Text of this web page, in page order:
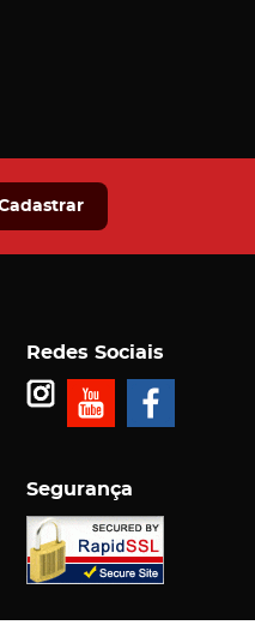
Redes Sociais
Segurança